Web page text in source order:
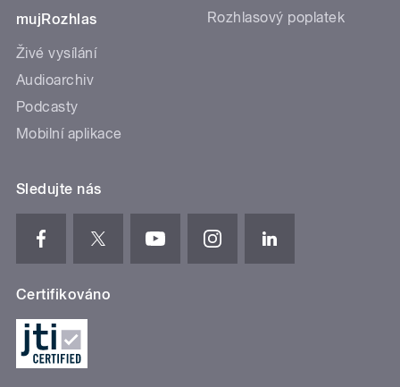
mujRozhlas
Živé vysílání
Audioarchiv
Podcasty
Mobilní aplikace
Rozhlasový poplatek
Sledujte nás
Certifikováno